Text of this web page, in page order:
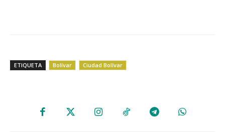
ETIQUETA Bolívar Ciudad Bolívar